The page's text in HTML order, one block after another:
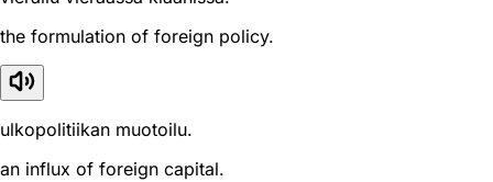
the formulation of foreign policy.
ulkopolitiikan muotoilu.
an influx of foreign capital.